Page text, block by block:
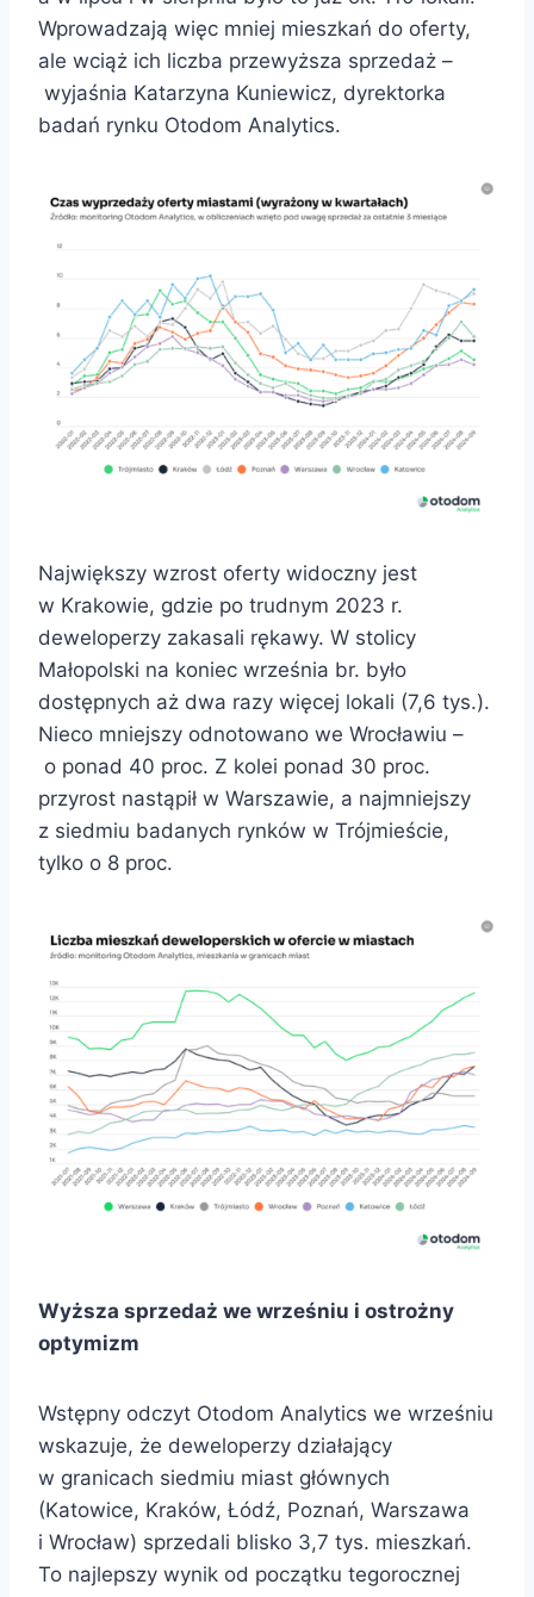
Wprowadzają więc mniej mieszkań do oferty,
ale wciąż ich liczba przewyższa sprzedaż –
wyjaśnia Katarzyna Kuniewicz, dyrektorka
badań rynku Otodom Analytics.
Największy wzrost oferty widoczny jest
w Krakowie, gdzie po trudnym 2023 r.
deweloperzy zakasali rękawy. W stolicy
Małopolski na koniec września br. było
dostępnych aż dwa razy więcej lokali (7,6 tys.).
Nieco mniejszy odnotowano we Wrocławiu –
o ponad 40 proc. Z kolei ponad 30 proc.
przyrost nastąpił w Warszawie, a najmniejszy
z siedmiu badanych rynków w Trójmieście,
tylko o 8 proc.
Wyższa sprzedaż we wrześniu i ostrożny
optymizm
Wstępny odczyt Otodom Analytics we wrześniu
wskazuje, że deweloperzy działający
w granicach siedmiu miast głównych
(Katowice, Kraków, Łódź, Poznań, Warszawa
i Wrocław) sprzedali blisko 3,7 tys. mieszkań.
To najlepszy wynik od początku tegorocznej